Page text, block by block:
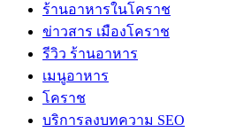
ร้านอาหารในโคราช
ข่าวสาร เมืองโคราช
รีวิว ร้านอาหาร
เมนูอาหาร
โคราช
บริการลงบทความ SEO